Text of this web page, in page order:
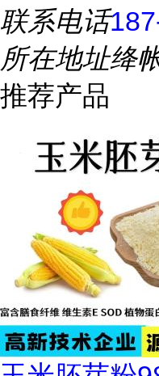
联系电话
所在地址绛
推荐产品